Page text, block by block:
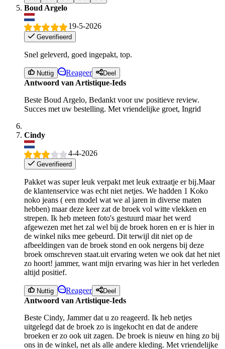
Boud Argelo
19-5-2026
Geverifieerd
Snel geleverd, goed ingepakt, top.
Nuttig Reageer Deel
Antwoord van Artistique-Ieds
Beste Boud Argelo, Bedankt voor uw positieve review.
Succes met uw bestelling. Met vriendelijke groet, Ingrid
Cindy
4-4-2026
Geverifieerd
Pakket was super leuk verpakt met leuk extraatje er bij.Maar
de klantenservice was echt niet netjes. We hadden 1 Koko
noko jeans ( een model wat we al jaren in diverse maten
hebben) maar deze keer zat de broek vol witte vlekken en
strepen. Ik heb meteen foto's gestuurd maar het werd
afgewezen met het zal wel bij de broek horen en er is hier in
de winkel niks mee gebeurd. Dit terwijl dit niet op de
afbeeldingen van de broek stond en ook nergens bij deze
broek omschreven staat.uit ervaring weten we ook dat het niet
zo hoort! jammer, want mijn ervaring was hier in het verleden
altijd positief.
Nuttig Reageer Deel
Antwoord van Artistique-Ieds
Beste Cindy, Jammer dat u zo reageerd. Ik heb netjes
uitgelegd dat de broek zo is ingekocht en dat de andere
broeken er zo ook uit zagen. De broek is nieuw en hing zo bij
ons in de winkel, net als alle andere kleding. Met vriendelijke